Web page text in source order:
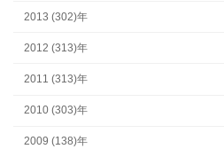
2013 (302)年
2012 (313)年
2011 (313)年
2010 (303)年
2009 (138)年